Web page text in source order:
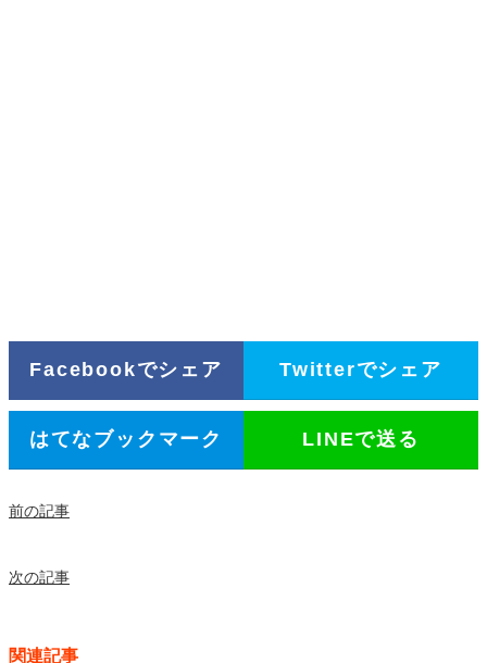
Facebookでシェア Twitterでシェア
はてなブックマーク LINEで送る
前の記事
次の記事
関連記事